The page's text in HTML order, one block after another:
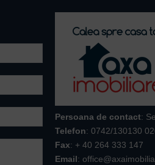
Persoana de contact:
Telefon: 0742/130130
Fax: + 40 264 333 147
Email: